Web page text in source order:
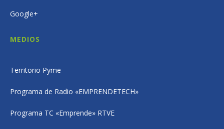
Google+
MEDIOS
Territorio Pyme
Programa de Radio «EMPRENDETECH»
Programa TC «Emprende» RTVE